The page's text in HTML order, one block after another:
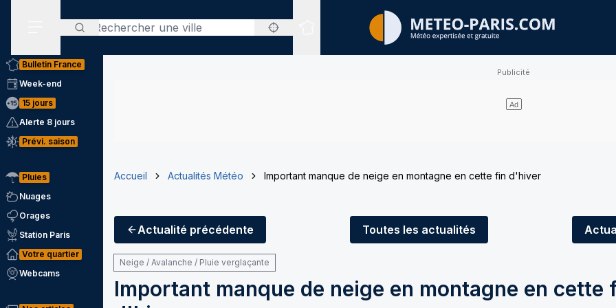
Rechercher
Sites expertisés
Bulletin France
Week-end
15 jours
Alerte 8 jours
Prévi. saison
Pluies
Nuages
Orages
Station Paris
Votre quartier
Webcams
Accueil Actualités Météo Important manque de neige en montagne en cette fin d'hiver
Actualité précédente Toutes les actualités
Neige / Avalanche / Pluie verglaçante
Important manque de neige en montagne en cette